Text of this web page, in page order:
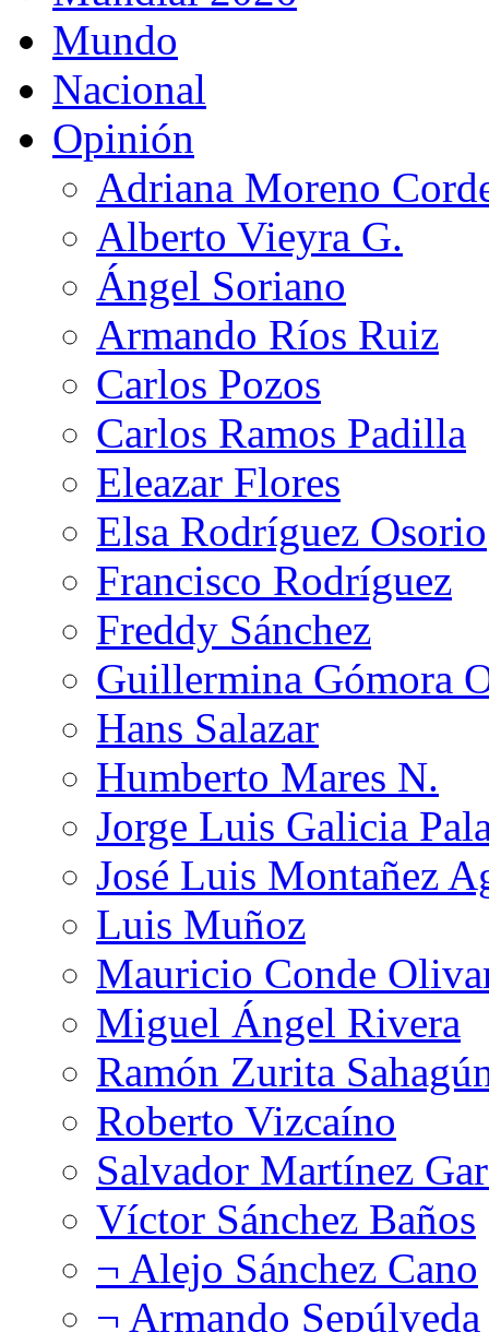
Mundo
Nacional
Opinión
Adriana Moreno
Alberto Vieyra G.
Ángel Soriano
Armando Ríos Ruiz
Carlos Pozos
Carlos Ramos Padilla
Eleazar Flores
Elsa Rodríguez Osorio
Francisco Rodríguez
Freddy Sánchez
Guillermina Gómora
Hans Salazar
Humberto Mares N.
Jorge Luis Galicia
José Luis Montañez
Luis Muñoz
Mauricio Conde
Miguel Ángel Rivera
Ramón Zurita
Roberto Vizcaíno
Salvador Martínez
Víctor Sánchez Baños
¬ Alejo Sánchez Cano
¬ Armando